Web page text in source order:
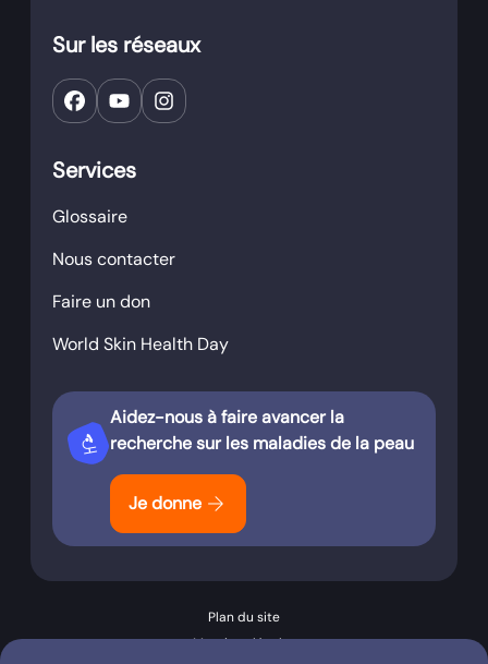
Sur les réseaux
Services
Glossaire
Nous contacter
Faire un don
World Skin Health Day
biotech
Aidez-nous à faire avancer la
recherche sur les maladies de la peau
Je donne arrow_forward
Plan du site
Mentions légales